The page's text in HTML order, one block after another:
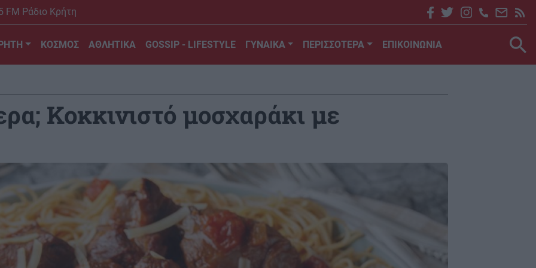
FM Ράδιο Κρήτη
ΚΟΣΜΟΣ ΑΘΛΗΤΙΚΑ GOSSIP - LIFESTYLE ΓΥΝΑΙΚΑ ΠΕΡΙΣΣΟΤΕΡΑ ΕΠΙΚΟΙΝΩΝΙΑ
Κοκκινιστό μοσχαράκι με